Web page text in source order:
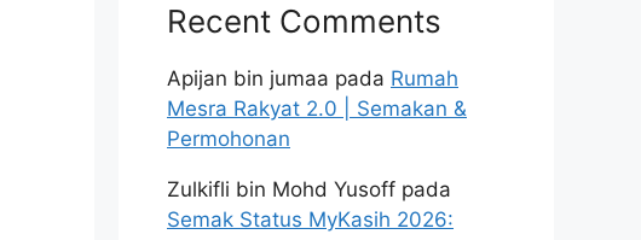
Recent Comments
Apijan bin jumaa pada Rumah
Mesra Rakyat 2.0 | Semakan &
Permohonan
Zulkifli bin Mohd Yusoff pada
Semak Status MyKasih 2026: